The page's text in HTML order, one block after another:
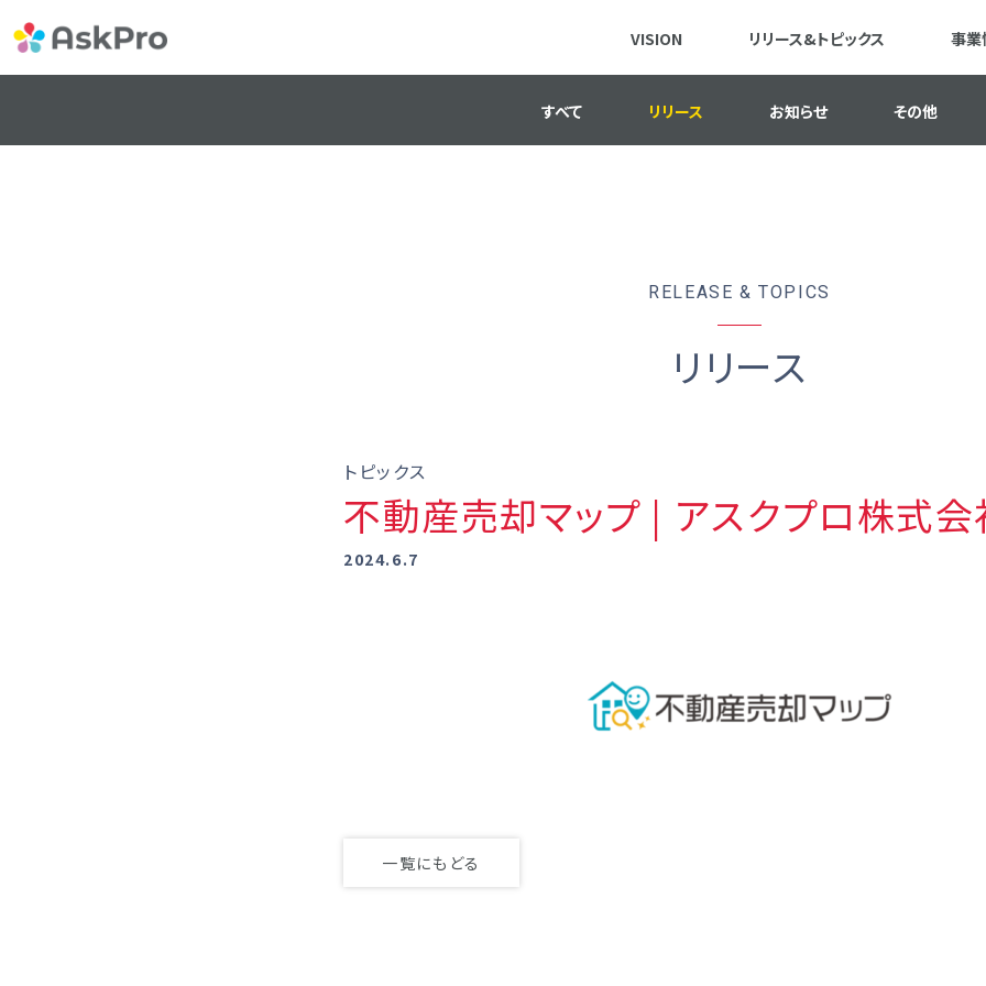
VISION リリース&トピックス 事業
すべて リリース お知らせ その他
RELEASE & TOPICS
リリース
トピックス
不動産売却マップ | アスクプロ株式
2024.6.7
一覧にもどる